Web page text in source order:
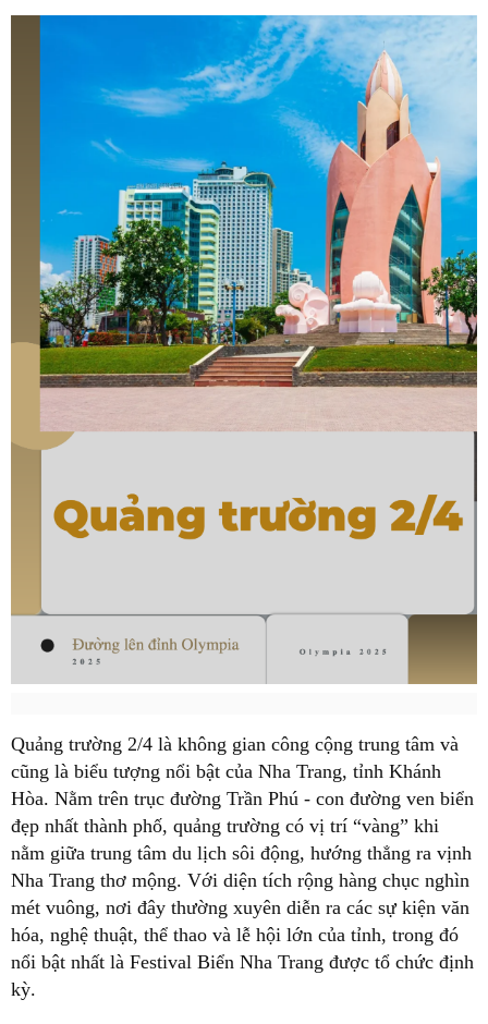
Quảng trường 2/4 là không gian công cộng trung tâm và
cũng là biểu tượng nổi bật của Nha Trang, tỉnh Khánh
Hòa. Nằm trên trục đường Trần Phú - con đường ven biển
đẹp nhất thành phố, quảng trường có vị trí “vàng” khi
nằm giữa trung tâm du lịch sôi động, hướng thẳng ra vịnh
Nha Trang thơ mộng. Với diện tích rộng hàng chục nghìn
mét vuông, nơi đây thường xuyên diễn ra các sự kiện văn
hóa, nghệ thuật, thể thao và lễ hội lớn của tỉnh, trong đó
nổi bật nhất là Festival Biển Nha Trang được tổ chức định
kỳ.